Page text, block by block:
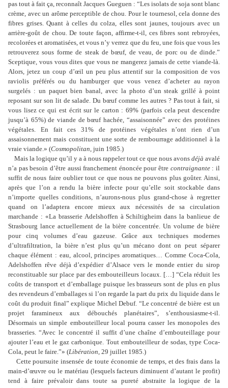
pas tout à fait ça, reconnaît Jacques Gueguen : “Les isolats de soja sont blanc
crème, avec un arôme perceptible de chou. Pour le tournesol, cela donne des
fibres grises. Quant à celles du colza, elles sont jaunes, toujours avec un
arrière-goût de chou. De toute façon, affirme-t-il, ces fibres sont rebroyées,
recolorées et aromatisées, et vous n’y verrez que du feu, une fois que vous les
retrouverez sous forme de steak de bœuf, de veau, de porc ou de dinde.”
Sceptique, vous vous dites que vous ne mangerez jamais de cette viande-là.
Alors, jetez un coup d’œil un peu plus attentif sur la composition de vos
raviolis préférés ou du hamburger que vous venez d’acheter au rayon
surgelés : un paquet bien banal, avec la photo d’un steak grillé à point
reposant sur son lit de salade. Du bœuf comme les autres ? Pas tout à fait, si
vous lisez ce qui est écrit sur le carton : 69% (parfois cela peut descendre
jusqu’à 65%) de viande de bœuf hachée, “assaisonnée” avec des protéines
végétales. En fait ces 31% de protéines végétales n’ont rien d’un
assaisonnement mais constituent une sorte de rembourrage additionnel à la
vraie viande.» (Cosmopolitan, juin 1985.)
Mais la logique qu’il y a à nous rappeler tout ce que nous avons déjà avalé
n’a pas besoin d’être aussi franchement énoncée pour être contraignante: il
suffit de nous faire oublier tout ce que nous ne pouvons plus goûter. Ainsi,
après que l’on a rendu la bière infecte pour qu’elle soit stockable dans
n’importe quelles conditions, n’aurons-nous plus grand-chose à regretter
quand on l’adaptera encore mieux aux nécessités de sa circulation
marchande : «La brasserie Adelshoffen à Schiltigheim dans la banlieue de
Strasbourg lance actuellement de la bière concentrée. Un volume de bière
pour cinq volumes d’eau gazeuse. Grâce aux techniques modernes
d’ultrafiltration, la bière n’est plus qu’un mécano dont on peut séparer
chaque élément : eau, alcool, principes aromatiques… Comme Coca-Cola,
Adelshoffen rêve déjà d’expédier d’Alsace vers le monde entier du sirop
reconstituable sur place par des embouteilleurs locaux. […] “Cela réduit les
coûts de transport et d’emballage puisque les brasseurs sont de plus en plus
des revendeurs d’emballages si l’on regarde la part du prix du liquide dans le
coût du produit final” explique Michel Debuf. “Le concentré de bière est un
projet faramineux aux débouchés planétaires”, s’enthousiasme-t-il.
Désormais un simple embouteilleur local pourra casser les monopoles des
brasseries. “Avec le concentré il suffit d’une chaîne d’embouteillage pour
ajouter l’eau et le gaz carbonique. Tout embouteilleur de sodas, type Coca-
Cola, peut le faire.”» (Libération, 29 juillet 1985.)
Cette poursuite insensée de toute économie de temps, et des frais dans la
main-d’œuvre ou le matériau (lesquels facteurs diminuent d’autant le profit)
tend à faire prévaloir dans toute sa pureté abstraite la logique de la